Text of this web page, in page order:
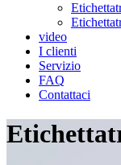
video
I clienti
Servizio
FAQ
Contattaci